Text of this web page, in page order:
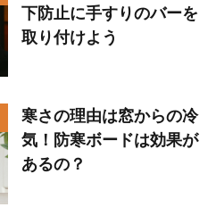
下防止に手すりのバーを
取り付けよう
寒さの理由は窓からの冷
気！防寒ボードは効果が
あるの？